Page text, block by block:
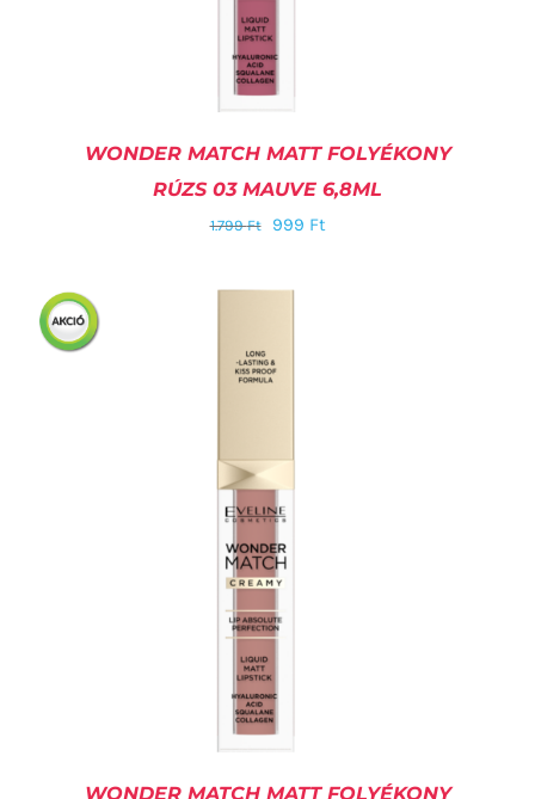
KOSÁRBA TESZEM
WONDER MATCH MATT FOLYÉKONY
RÚZS 03 MAUVE 6,8ML
1.799Ft 999 Ft
WONDER MATCH MATT FOLYÉKONY